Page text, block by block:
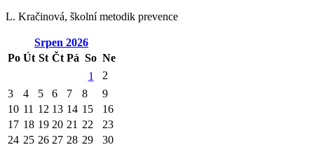
L. Kračinová, školní metodik prevence
Srpen 2026
Po Út St Čt Pá So Ne
1
2
3
4 5 6 7 8
9
10 11 12 13 14 15
16
17 18 19 20 21 22
23
24 25 26 27 28 29 30